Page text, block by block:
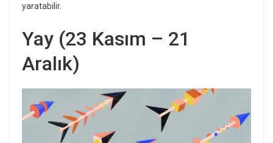
yaratabilir.
Yay (23 Kasım – 21
Aralık)